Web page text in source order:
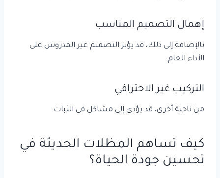
إهمال التصميم المناسب
بالإضافة إلى ذلك، قد يؤثر التصميم غير المدروس على
الأداء العام.
التركيب غير الاحترافي
من ناحية أخرى، قد يؤدي إلى مشاكل في الثبات.
كيف تساهم المظلات الحديثة في
تحسين جودة الحياة؟